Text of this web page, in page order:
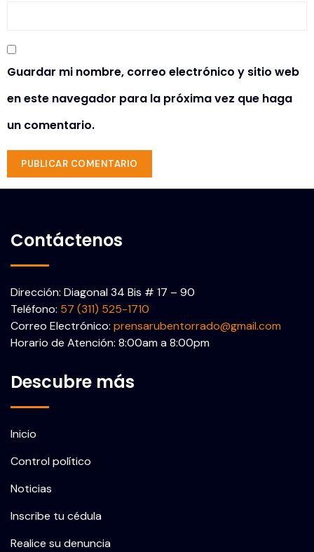
Guardar mi nombre, correo electrónico y sitio web
en este navegador para la próxima vez que haga
un comentario.
Contáctenos
Dirección: Diagonal 34 Bis # 17 – 90
Teléfono: 57 (311) 525-1710
Correo Electrónico: prensarubentorrado@gmail.com
Horario de Atención: 8:00am a 8:00pm
Descubre más
Inicio
Control político
Noticias
Inscribe tu cédula
Realice su denuncia